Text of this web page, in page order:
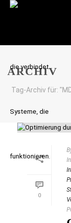
ARCHIV
Tag-Archiv für:
0
In